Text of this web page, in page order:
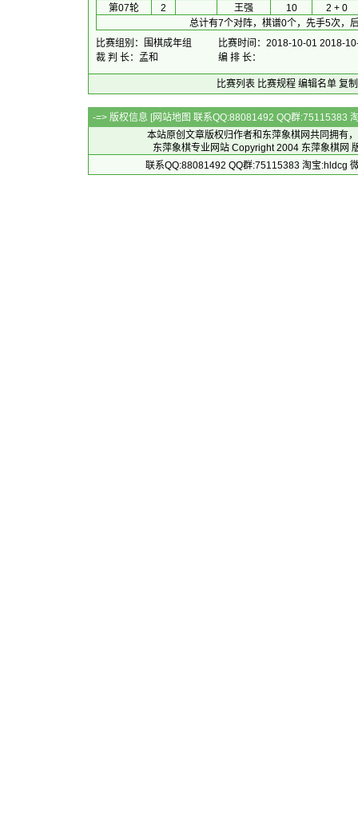
第07轮
2 王强 10
2 + 0
总计有7个对阵，棋谱0个，先手5次，
比赛组别：围棋成年组
比赛时间：2018-10-01 2018-
裁 判 长：孟和
编 排 长：
比赛列表 比赛规程 编辑名单 复
-=> 版权信息 [网站地图 联系QQ:88081492 QQ群:75115383
本站原创文章版权归作者和 东萍象棋网共同拥有
东萍象棋专业网站 Copyright 2004 东萍象棋网
联系QQ:88081492 QQ群:75115383 淘宝:hldcg